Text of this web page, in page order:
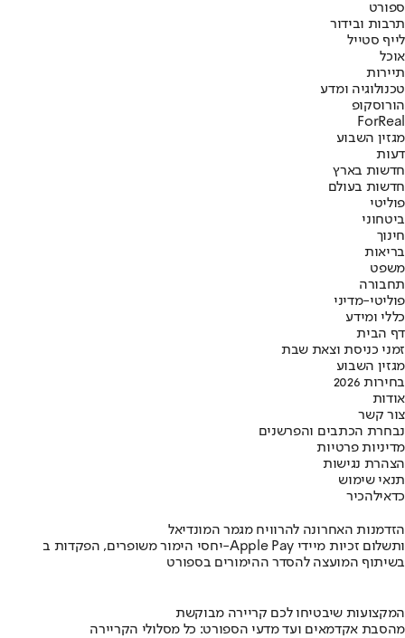
ספורט
תרבות ובידור
לייף סטייל
אוכל
תיירות
טכנולוגיה ומדע
הורוסקופ
ForReal
מגזין השבוע
דעות
חדשות בארץ
חדשות בעולם
פוליטי
ביטחוני
חינוך
בריאות
משפט
תחבורה
פוליטי-מדיני
כללי ומידע
דף הבית
זמני כניסת וצאת שבת
מגזין השבוע
בחירות 2026
אודות
צור קשר
נבחרת הכתבים והפרשנים
מדיניות פרטיות
הצהרת נגישות
תנאי שימוש
כדאילהכיר
הזדמנות האחרונה להרוויח מגמר המונדיאל
יחסי הימור משופרים, הפקדות ב-Apple Pay ותשלום זכיות מיידי
בשיתוף המועצה להסדר ההימורים בספורט
המקצועות שיבטיחו לכם קריירה מבוקשת
מהסבת אקדמאים ועד מדעי הספורט: כל מסלולי הקריירה